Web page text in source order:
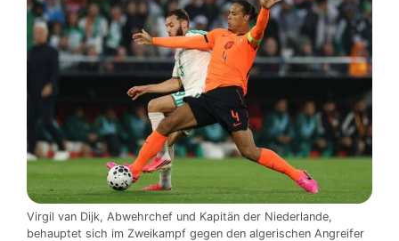
Virgil van Dijk, Abwehrchef und Kapitän der Niederlande,
behauptet sich im Zweikampf gegen den algerischen Angreifer